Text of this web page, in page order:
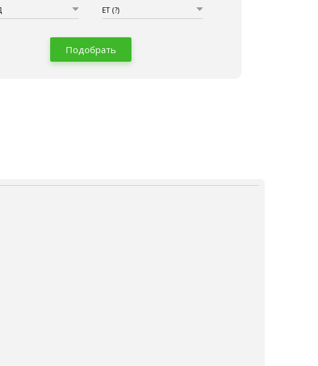
ET (?)
Подобрать